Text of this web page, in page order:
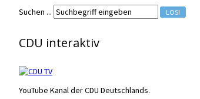
Suchen ...
LOS!
CDU interaktiv
YouTube Kanal der CDU Deutschlands.